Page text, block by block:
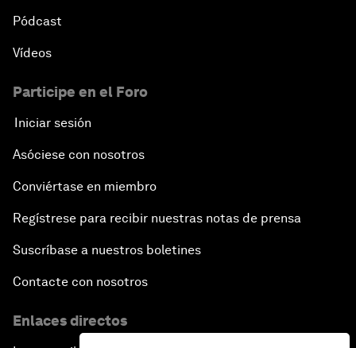
Pódcast
Vídeos
Participe en el Foro
Iniciar sesión
Asóciese con nosotros
Conviértase en miembro
Regístrese para recibir nuestras notas de prensa
Suscríbase a nuestros boletines
Contacte con nosotros
Enlaces directos